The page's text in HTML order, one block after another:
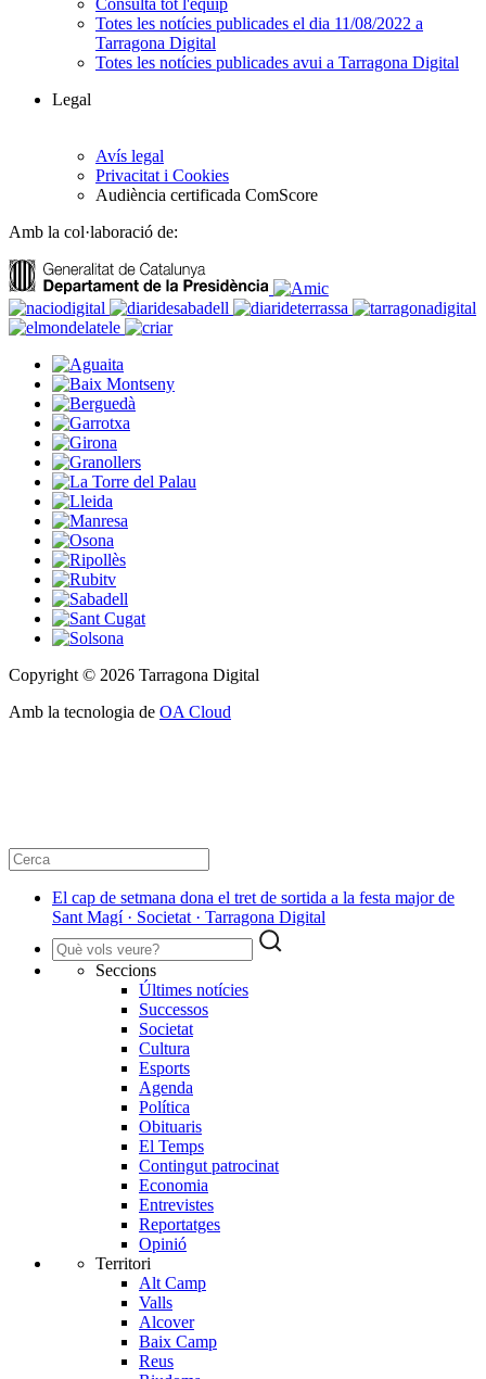
Consulta tot l'equip
Totes les notícies publicades el dia 11/08/2022 a
Tarragona Digital
Totes les notícies publicades avui a Tarragona Digital
Legal
Avís legal
Privacitat i Cookies
Audiència certificada ComScore
Amb la col·laboració de:
Copyright © 2026 Tarragona Digital
Amb la tecnologia de OA Cloud
​El cap de setmana dona el tret de sortida a la festa major de
Sant Magí · Societat · Tarragona Digital
Seccions
Últimes notícies
Successos
Societat
Cultura
Esports
Agenda
Política
Obituaris
El Temps
Contingut patrocinat
Economia
Entrevistes
Reportatges
Opinió
Territori
Alt Camp
Valls
Alcover
Baix Camp
Reus